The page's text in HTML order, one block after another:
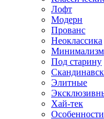
Лофт
Модерн
Прованс
Неоклассика
Минимализм
Под старину
Элитные
Хай-тек
Особенности